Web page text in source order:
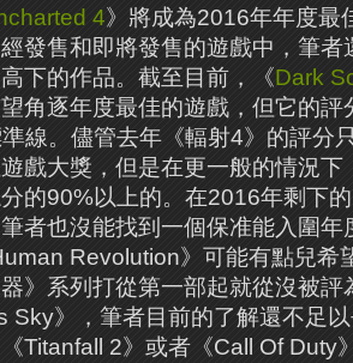
4》將成為2016年年度最
發售和即將發售的遊戲中，筆
下的作品。截至目前，《Dark
角逐年度最佳的遊戲，但它的
線。儘管去年《輻射4》的評分
戲大獎，但是在更一般的情況下
的90%以上的。在2016年剩下
者也沒能找到一個保准能入圍
Revolution》可能有點兒希
》系列打從第一部起就從沒被評
Sky》，筆者目前的了解還不足
Titanfall 2》或者《Call Of Duty